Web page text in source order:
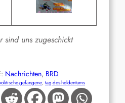
uns zugeschickt
Nachrichten, BRD
gefangene, tag-des-heldentums